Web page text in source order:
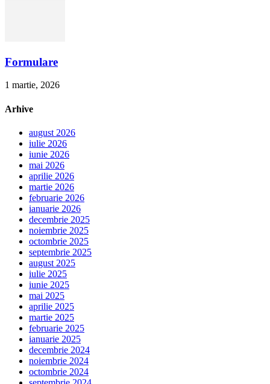
Formulare
1 martie, 2026
Arhive
august 2026
iulie 2026
iunie 2026
mai 2026
aprilie 2026
martie 2026
februarie 2026
ianuarie 2026
decembrie 2025
noiembrie 2025
octombrie 2025
septembrie 2025
august 2025
iulie 2025
iunie 2025
mai 2025
aprilie 2025
martie 2025
februarie 2025
ianuarie 2025
decembrie 2024
noiembrie 2024
octombrie 2024